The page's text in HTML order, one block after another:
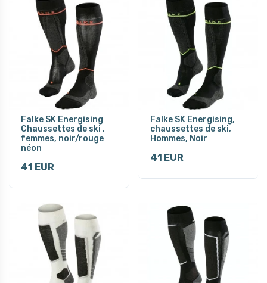
Falke SK Energising
Chaussettes de ski ,
femmes, noir/rouge
néon
41 EUR
Falke SK Energising,
chaussettes de ski,
Hommes, Noir
41 EUR